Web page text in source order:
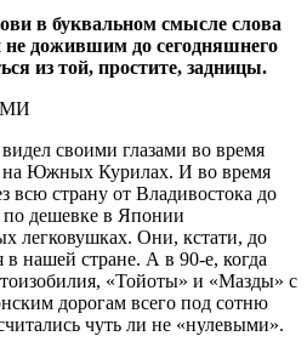
в буквальном смысле слова
дожившим до сегодняшнего
из той, простите, задницы.
своими глазами во время
на Южных Курилах. И во время
всю страну от Владивостока до
дешевке в Японии
легковушках. Они, кстати, до
нашей стране. А в 90-е, когда
«Тойоты» и «Мазды» с
дорогам всего под сотню
чуть ли не «нулевыми».